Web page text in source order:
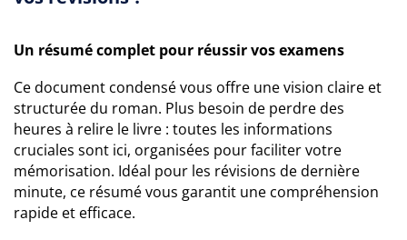
Un résumé complet pour réussir vos examens
Ce document condensé vous offre une vision claire et
structurée du roman. Plus besoin de perdre des
heures à relire le livre : toutes les informations
cruciales sont ici, organisées pour faciliter votre
mémorisation. Idéal pour les révisions de dernière
minute, ce résumé vous garantit une compréhension
rapide et efficace.